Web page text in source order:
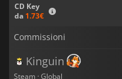
CD Key
da 1.73€
Commissioni
Kinguin
Steam · Global